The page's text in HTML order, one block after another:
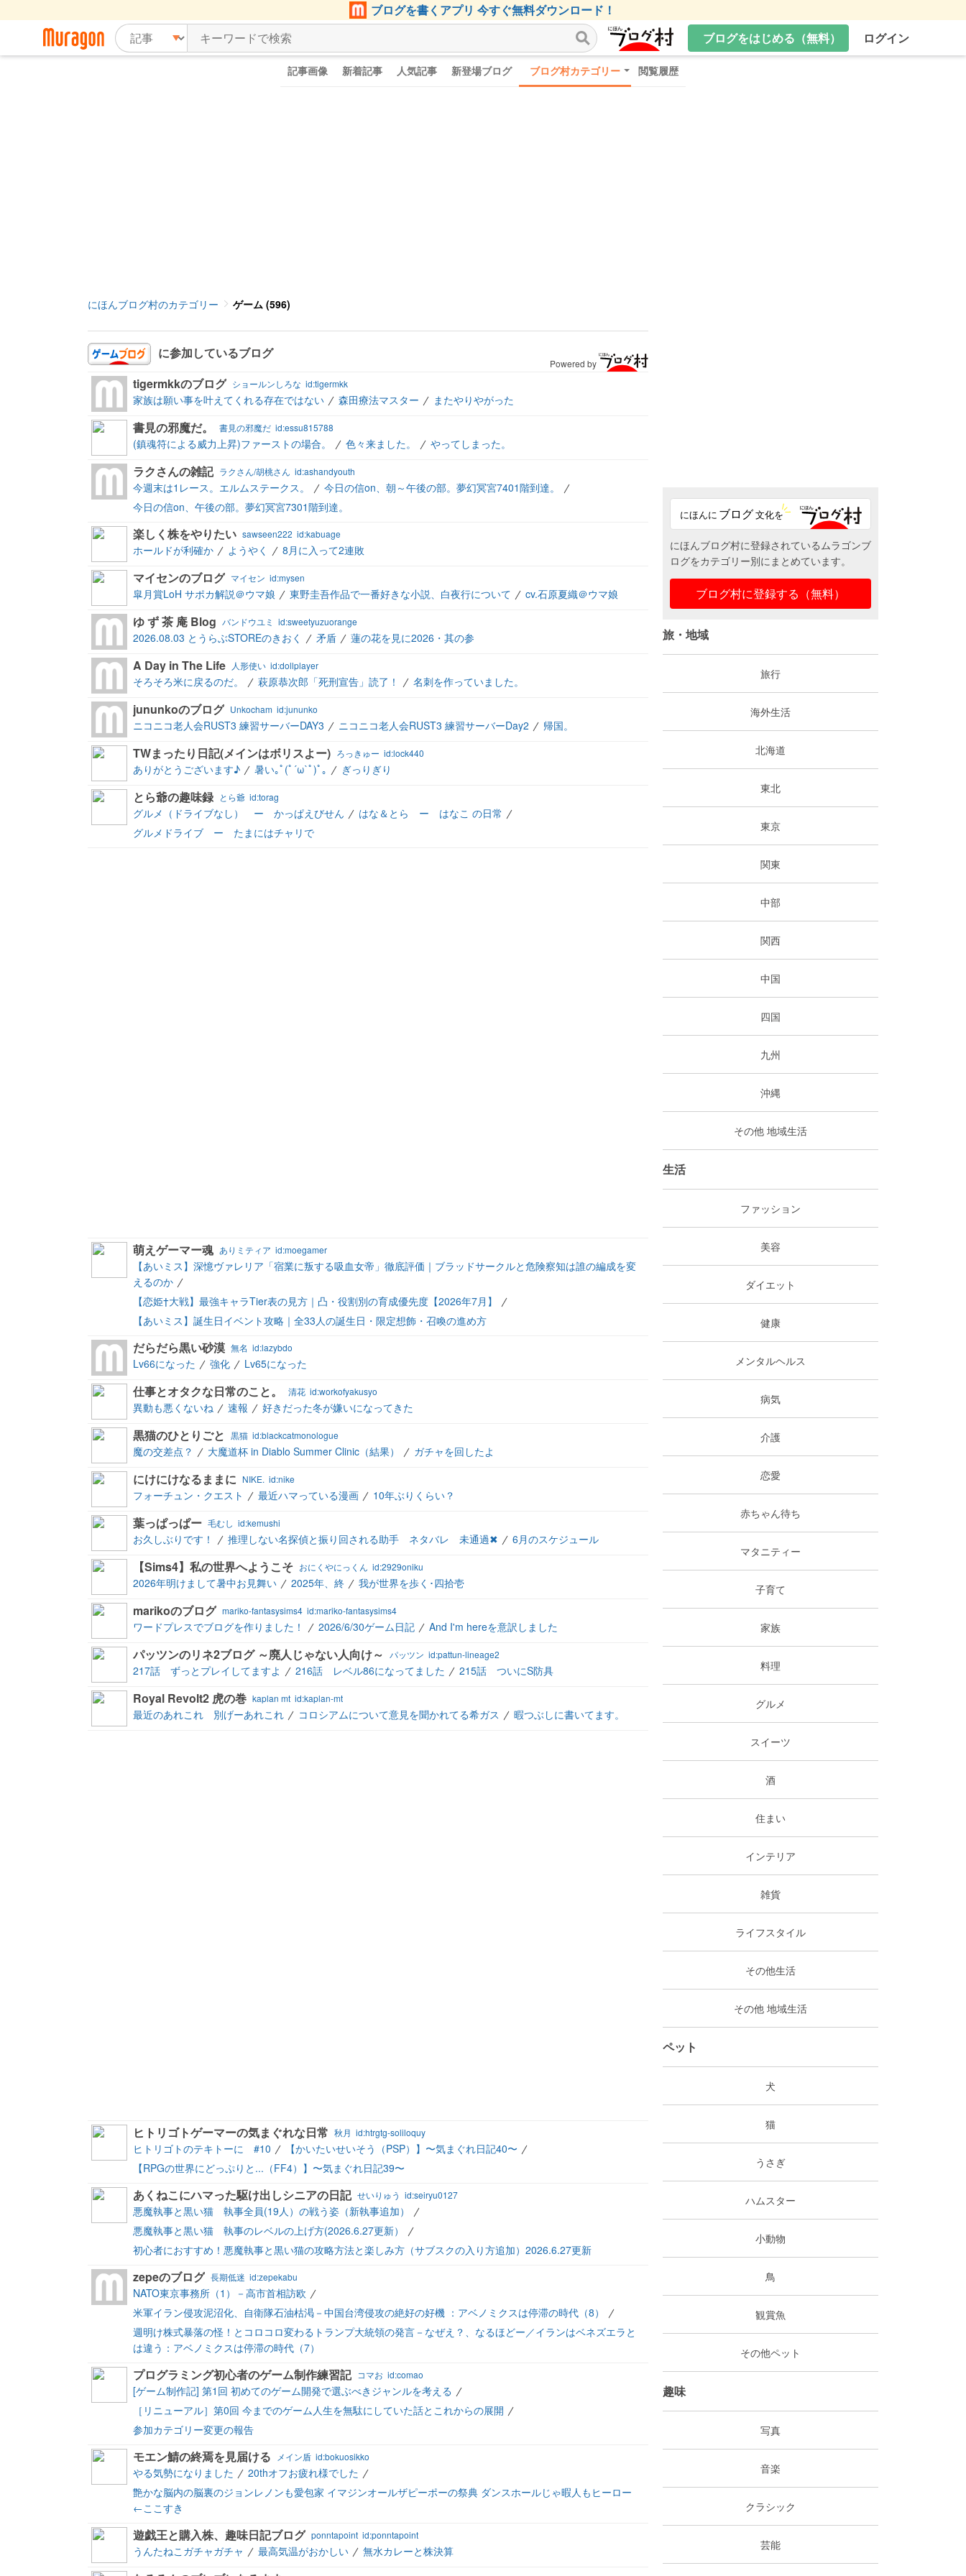
ブログを書くアプリ 今すぐ無料ダウンロード！
ブログをはじめる（無料）
ログイン
記事画像 新着記事 人気記事 新登場ブログ ブログ村カテゴリー 閲覧履歴
にほんブログ村のカテゴリー ゲーム (596)
に参加しているブログ
Powered by
tigermkkのブログ ショールンしろな id:tigermkk
家族は願い事を叶えてくれる存在ではない 森田療法マスター またやりやがった
書見の邪魔だ。 書見の邪魔だ id:essu815788
(鎮魂符による威力上昇)ファーストの場合。 色々来ました。 やってしまった。
ラクさんの雑記 ラクさん/胡桃さん id:ashandyouth
今週末は1レース。エルムステークス。
今日の信on、朝～午後の部。夢幻冥宮7401階到達。
今日の信on、午後の部。夢幻冥宮7301階到達。
楽しく株をやりたい sawseen222 id:kabuage
ホールドが利確か ようやく 8月に入って2連敗
マイセンのブログ マイセン id:mysen
皐月賞LoH サポカ解説＠ウマ娘 東野圭吾作品で一番好きな小説、白夜行について cv.石原夏織＠ウマ娘
ゆ ず 茶 庵 Blog バンドウユミ id:sweetyuzuorange
2026.08.03 とうらぶSTOREのきおく 矛盾 蓮の花を見に2026・其の参
A Day in The Life 人形使い id:dollplayer
そろそろ米に戻るのだ。 萩原恭次郎「死刑宣告」読了！ 名刺を作っていました。
jununkoのブログ Unkocham id:jununko
ニコニコ老人会RUST3 練習サーバーDAY3 ニコニコ老人会RUST3 練習サーバーDay2 帰国。
TWまったり日記(メインはボリスよー) ろっきゅー id:lock440
ありがとうございます♪ 暑い｡ﾟ(ﾟ´ω`ﾟ)ﾟ｡ ぎっりぎり
とら爺の趣味録 とら爺 id:torag
グルメ（ドライブなし） ー かっぱえびせん
はな＆とら ー はなこ の日常
グルメドライブ ー たまにはチャリで
萌えゲーマー魂 ありミティア id:moegamer
【あいミス】深憶ヴァレリア「宿業に叛する吸血女帝」徹底評価｜ブラッドサークルと危険察知は誰の編成を変
えるのか
【恋姫†大戦】最強キャラTier表の見方｜凸・役割別の育成優先度【2026年7月】
【あいミス】誕生日イベント攻略｜全33人の誕生日・限定想飾・召喚の進め方
だらだら黒い砂漠 無名 id:lazybdo
Lv66になった 強化 Lv65になった
仕事とオタクな日常のこと。 清花 id:workofyakusyo
異動も悪くないね 速報 好きだった冬が嫌いになってきた
黒猫のひとりごと 黒猫 id:blackcatmonologue
魔の交差点？ 大魔道杯 in Diablo Summer Clinic（結果） ガチャを回したよ
にけにけなるままに NIKE. id:nike
フォーチュン・クエスト 最近ハマっている漫画 10年ぶりくらい？
葉っぱっぱー 毛むし id:kemushi
お久しぶりです！ 推理しない名探偵と振り回される助手 ネタバレ 未通過✖ 6月のスケジュール
【Sims4】私の世界へようこそ おにくやにっくん id:2929oniku
2026年明けまして暑中お見舞い 2025年、終 我が世界を歩く･四拾壱
marikoのブログ mariko-fantasysims4 id:mariko-fantasysims4
ワードプレスでブログを作りました！ 2026/6/30ゲーム日記 And I'm hereを意訳しました
パッツンのリネ2ブログ ～廃人じゃない人向け～ パッツン id:pattun-lineage2
217話 ずっとプレイしてますよ 216話 レベル86になってました 215話 ついにS防具
Royal Revolt2 虎の巻 kaplan mt id:kaplan-mt
最近のあれこれ 別げーあれこれ コロシアムについて意見を聞かれてる希ガス 暇つぶしに書いてます。
ヒトリゴトゲーマーの気まぐれな日常 秋月 id:htrgtg-soliloquy
ヒトリゴトのテキトーに #10
【かいたいせいそう（PSP）】〜気まぐれ日記40〜
【RPGの世界にどっぷりと...（FF4）】〜気まぐれ日記39〜
あくねこにハマった駆け出しシニアの日記 せいりゅう id:seiryu0127
悪魔執事と黒い猫 執事全員(19人）の戦う姿（新執事追加）
悪魔執事と黒い猫 執事のレベルの上げ方(2026.6.27更新）
初心者におすすめ！悪魔執事と黒い猫の攻略方法と楽しみ方（サブスクの入り方追加）2026.6.27更新
zepeのブログ 長期低迷 id:zepekabu
NATO東京事務所（1）－高市首相訪欧
米軍イラン侵攻泥沼化、自衛隊石油枯渇－中国台湾侵攻の絶好の好機 ：アベノミクスは停滞の時代（8）
週明け株式暴落の怪！とコロコロ変わるトランプ大統領の発言－なぜえ？、なるほどー／イランはベネズエラと
は違う：アベノミクスは停滞の時代（7）
プログラミング初心者のゲーム制作練習記 コマお id:comao
[ゲーム制作記] 第1回 初めてのゲーム開発で選ぶべきジャンルを考える
［リニューアル］第0回 今までのゲーム人生を無駄にしていた話とこれからの展開
参加カテゴリー変更の報告
モエン鯖の終焉を見届ける メイン盾 id:bokuosikko
やる気勢になりました
20thオフお疲れ様でした
艶かな脳内の脳裏のジョンレノンも愛包家 イマジンオールザピーポーの祭典 ダンスホールじゃ暇人もヒーロー
←ここすき
遊戯王と購入株、趣味日記ブログ ponntapoint id:ponntapoint
うんたねこガチャガチャ 最高気温がおかしい 無水カレーと株決算
にほんブログ村に登録されているムラゴンブ
ログをカテゴリー別にまとめています。
ブログ村に登録する（無料）
旅・地域
旅行
海外生活
北海道
東北
東京
関東
中部
関西
中国
四国
九州
沖縄
その他 地域生活
生活
ファッション
美容
ダイエット
健康
メンタルヘルス
病気
介護
恋愛
赤ちゃん待ち
マタニティー
子育て
家族
料理
グルメ
スイーツ
酒
住まい
インテリア
雑貨
ライフスタイル
その他生活
その他 地域生活
ペット
犬
猫
うさぎ
ハムスター
小動物
鳥
観賞魚
その他ペット
趣味
写真
音楽
クラシック
芸能